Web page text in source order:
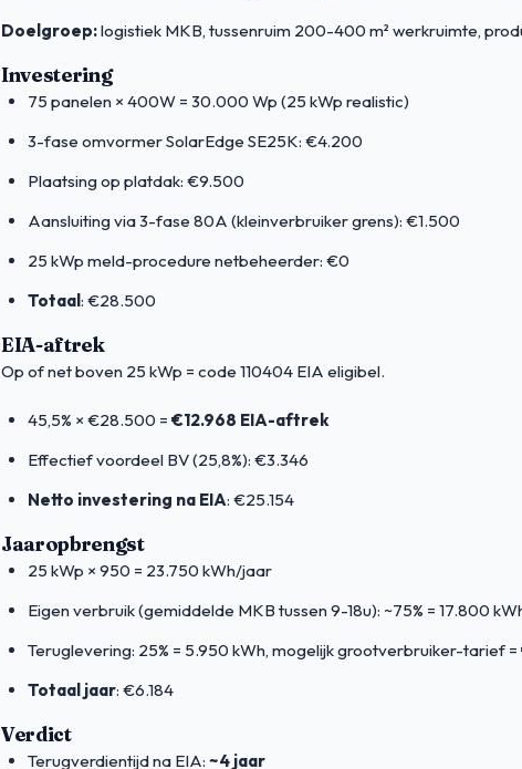
Doelgroep:logistiek MKB, tussenruim 200-400 m² werkruimte,
Investering
75 panelen × 400W = 30.000 Wp (25 kWp realistic)
3-fase omvormer SolarEdge SE25K: €4.200
Plaatsing op platdak: €9.500
Aansluiting via 3-fase 80A (kleinverbruiker grens): €1.500
25 kWp meld-procedure netbeheerder: €0
Totaal: €28.500
EIA-aftrek
Op of net boven 25 kWp = code 110404 EIA eligibel.
45,5% × €28.500 =€12.968 EIA-aftrek
Effectief voordeel BV (25,8%): €3.346
Netto investering na EIA: €25.154
Jaaropbrengst
25 kWp × 950 = 23.750 kWh/jaar
Eigen verbruik (gemiddelde MKB tussen 9-18u): ~75% = 17.800
Teruglevering: 25% = 5.950 kWh, mogelijk grootverbruiker-tarief =
Totaal jaar: €6.184
Verdict
Terugverdientijd na EIA:~4 jaar